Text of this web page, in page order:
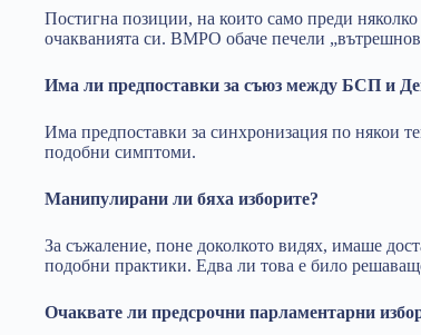
Постигна позиции, на които само преди
очакванията си. ВМРО обаче печели
Има ли предпоставки за съюз между БСП и
Има предпоставки за синхронизация по някои
подобни симптоми.
Манипулирани ли бяха изборите?
За съжаление, поне доколкото видях, имаше
подобни практики. Едва ли това е било
Очаквате ли предсрочни парламентарни